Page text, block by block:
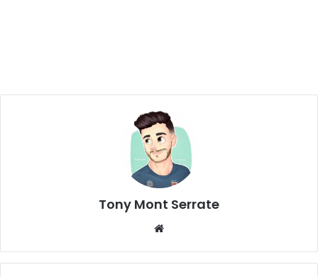
Tony Mont Serrate
te